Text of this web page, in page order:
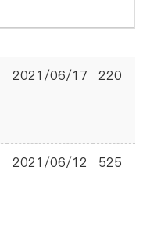
2021/06/17 220
2021/06/12 525